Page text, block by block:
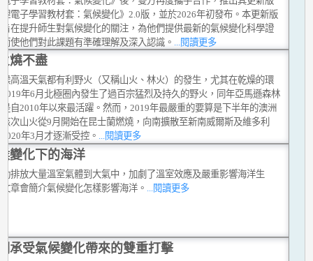
電子學習教材套：氣候變化》2.0版，並於2026年初發布。本更新版
在提升師生對氣候變化的關注，為他們提供最新的氣候變化科學證
使他們對此課題有準確理解及深入認識。
...閱讀更多
燒不盡
高溫天氣都有利野火（又稱山火、林火）的發生，尤其在乾燥的環
年6月北極圈內發生了過百宗猛烈及持久的野火，同年亞馬遜森林
自2010年以來最活躍。然而，2019年最嚴重的要算是下半年的澳洲
次山火從9月開始在昆士蘭燃燒，向南擴散至新南威爾斯及維多利
年3月才逐漸受控。 ...閱讀更多
變化下的海洋
排放大量溫室氣體到大氣中，加劇了溫室效應及嚴重影響海洋生
章會簡介氣候變化怎樣影響海洋。
...閱讀更多
承受氣候變化帶來的雙重打擊